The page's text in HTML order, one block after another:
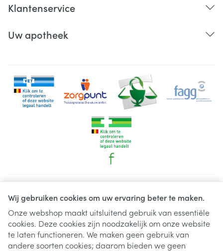
Wij gebruiken cookies om uw ervaring beter te maken.
Onze webshop maakt uitsluitend gebruik van essentiële
cookies. Deze cookies zijn noodzakelijk om onze website
te laten functioneren. We maken geen gebruik van
andere soorten cookies; daarom bieden we geen
Klantenservice
Uw apotheek
Juridische links